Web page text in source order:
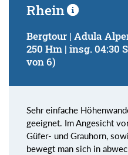
Rhein
Bergtour | Adula
250 Hm | insg. 04:30
von 6)
Sehr einfache
geeignet. Im Angesicht
Güfer- und Grauhorn,
bewegt man sich in